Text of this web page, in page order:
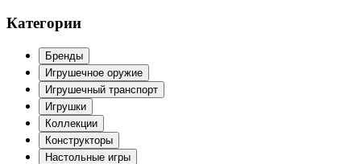
Категории
Бренды
Игрушечное оружие
Игрушечный транспорт
Игрушки
Коллекции
Конструкторы
Настольные игры